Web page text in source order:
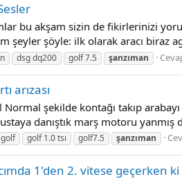
bu akşam sizin de fikirlerinizi
şeyler şöyle: ilk olarak aracı biraz
dsg dq200 golf 7.5 şanzıman
arızası
şekilde kontağı takıp
danıştık marş motoru
golf golf 1.0 tsı golf7.5 şanzıman
1'den 2. vitese geçerken